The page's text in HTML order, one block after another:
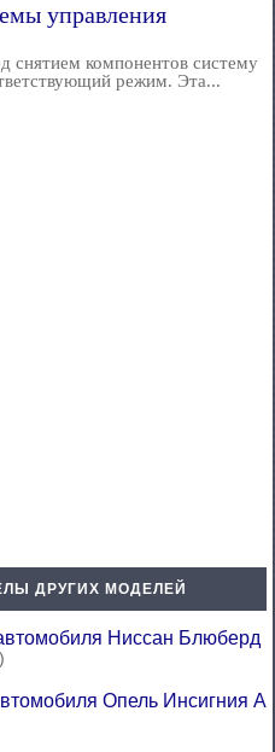
управления
снятием компонентов систему
режим. Эта...
ДРУГИХ МОДЕЛЕЙ
Ниссан Блюберд
Опель Инсигния А